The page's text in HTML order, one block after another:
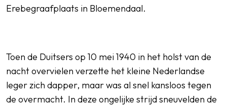
Erebegraafplaats in Bloemendaal.
Toen de Duitsers op 10 mei 1940 in het holst van de
nacht overvielen verzette het kleine Nederlandse
leger zich dapper, maar was al snel kansloos tegen
de overmacht. In deze ongelijke strijd sneuvelden de